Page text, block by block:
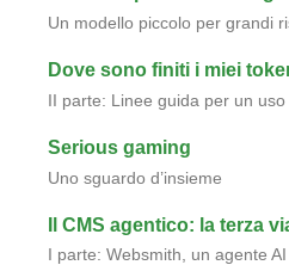
Un modello piccolo per grandi
Dove sono finiti i miei
II parte: Linee guida per un
Serious gaming
Uno sguardo d’insieme
Il CMS agentico: la terza
I parte: Websmith, un agente